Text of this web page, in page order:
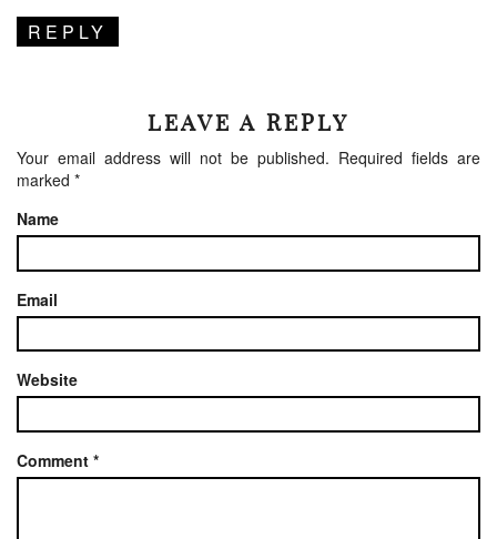
REPLY
LEAVE A REPLY
Your email address will not be published. Required fields are
marked *
Name
Email
Website
Comment *